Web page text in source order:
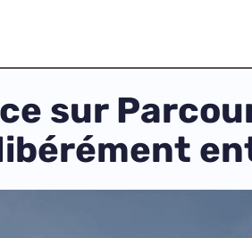
sur